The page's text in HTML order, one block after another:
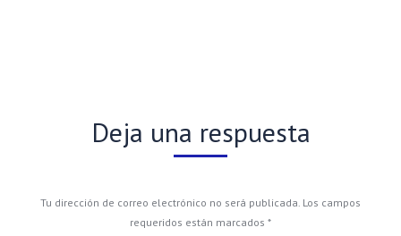
Deja una respuesta
Tu dirección de correo electrónico no será publicada. Los campos
requeridos están marcados *